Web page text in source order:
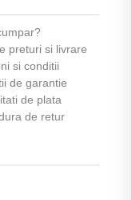
preturi si livrare
si conditii
de garantie
de plata
de retur